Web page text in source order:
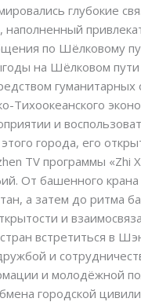
глубокие
по Шёлковому
на Шёлковом
Тихоокеанского
и
города, его
TV программы
От башенного
а затем до ритма
и
встретиться в
и
и молодёжной
городской